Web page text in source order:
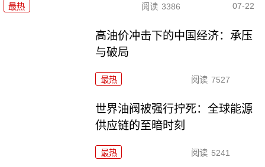
最热 阅读 3386 07-22
高油价冲击下的中国经济：承压
与破局
最热 阅读 7527
世界油阀被强行拧死：全球能源
供应链的至暗时刻
最热 阅读 5241